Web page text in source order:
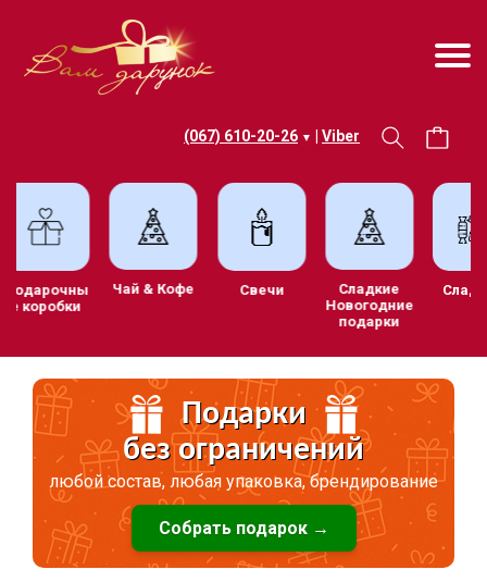
(067) 610-20-26 ▼ Viber
Подарочны
е коробки
Чай & Кофе Свечи
Сладкие
Новогодние
подарки
Подарки
без ограничений
любой состав, любая упаковка, брендирование
Собрать подарок →